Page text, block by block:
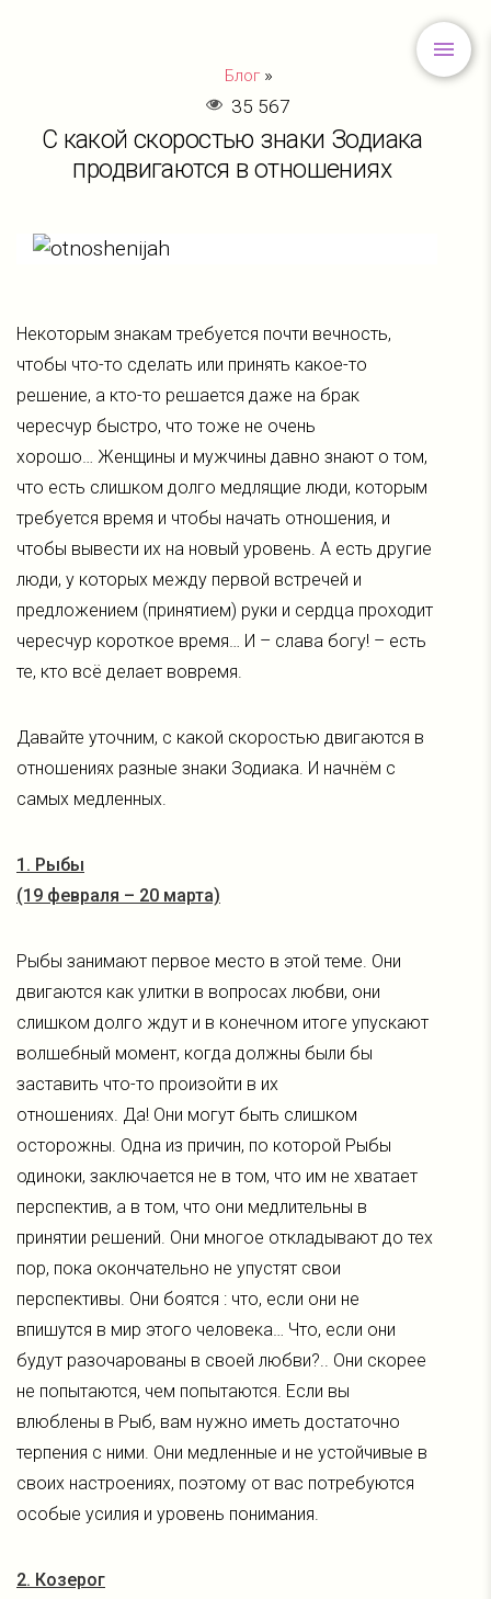
Блог»
35 567
С какой скоростью знаки Зодиака
продвигаются в отношениях
Некоторым знакам требуется почти вечность,
чтобы что-то сделать или принять какое-то
решение, а кто-то решается даже на брак
чересчур быстро, что тоже не очень
хорошо… Женщины и мужчины давно знают о том,
что есть слишком долго медлящие люди, которым
требуется время и чтобы начать отношения, и
чтобы вывести их на новый уровень. А есть другие
люди, у которых между первой встречей и
предложением (принятием) руки и сердца проходит
чересчур короткое время… И – слава богу! – есть
те, кто всё делает вовремя.
Давайте уточним, с какой скоростью двигаются в
отношениях разные знаки Зодиака. И начнём с
самых медленных.
1. Рыбы
(19 февраля – 20 марта)
Рыбы занимают первое место в этой теме. Они
двигаются как улитки в вопросах любви, они
слишком долго ждут и в конечном итоге упускают
волшебный момент, когда должны были бы
заставить что-то произойти в их
отношениях. Да! Они могут быть слишком
осторожны. Одна из причин, по которой Рыбы
одиноки, заключается не в том, что им не хватает
перспектив, а в том, что они медлительны в
принятии решений. Они многое откладывают до тех
пор, пока окончательно не упустят свои
перспективы. Они боятся : что, если они не
впишутся в мир этого человека… Что, если они
будут разочарованы в своей любви?.. Они скорее
не попытаются, чем попытаются. Если вы
влюблены в Рыб, вам нужно иметь достаточно
терпения с ними. Они медленные и не устойчивые в
своих настроениях, поэтому от вас потребуются
особые усилия и уровень понимания.
2. Козерог